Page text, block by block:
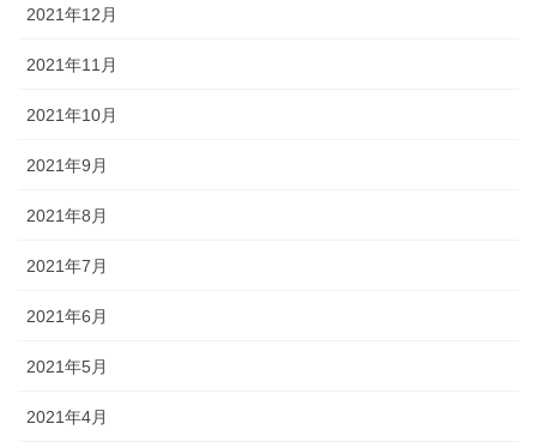
2021年12月
2021年11月
2021年10月
2021年9月
2021年8月
2021年7月
2021年6月
2021年5月
2021年4月